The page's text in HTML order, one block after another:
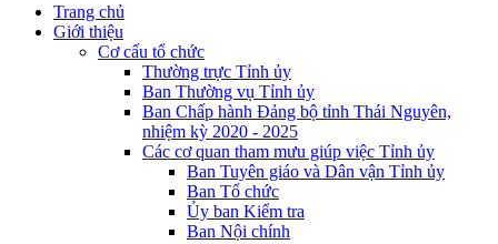
Trang chủ
Giới thiệu
Cơ cấu tổ chức
Thường trực Tỉnh ủy
Ban Thường vụ Tỉnh ủy
Ban Chấp hành Đảng bộ tỉnh Thái Nguyên,
nhiệm kỳ 2020 - 2025
Các cơ quan tham mưu giúp việc Tỉnh ủy
Ban Tuyên giáo và Dân vận Tỉnh ủy
Ban Tổ chức
Ủy ban Kiểm tra
Ban Nội chính